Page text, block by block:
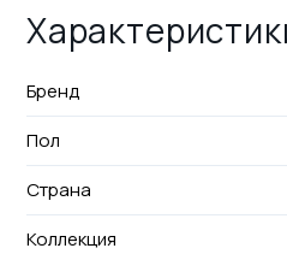
Бренд
Пол
Страна
Коллекция